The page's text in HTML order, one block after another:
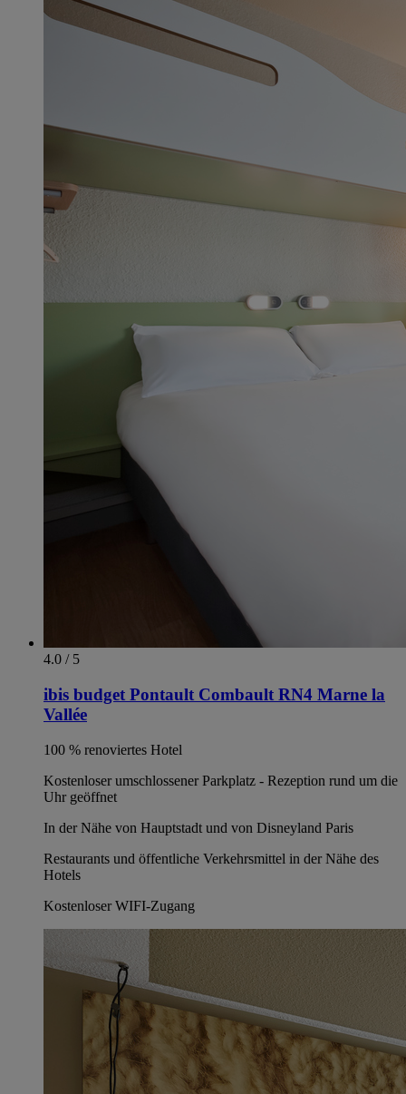
4.0 / 5
ibis budget Pontault Combault RN4 Marne la
Vallée
100 % renoviertes Hotel
Kostenloser umschlossener Parkplatz - Rezeption rund um die
Uhr geöffnet
In der Nähe von Hauptstadt und von Disneyland Paris
Restaurants und öffentliche Verkehrsmittel in der Nähe des
Hotels
Kostenloser WIFI-Zugang